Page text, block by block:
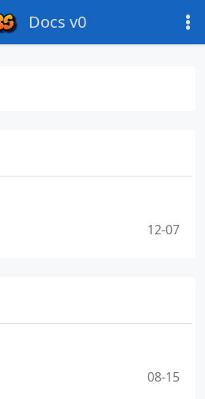
Docs v0
12-07
08-15